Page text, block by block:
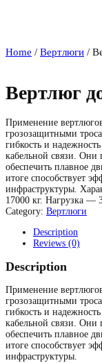
Home / Вертлюги /
Вертлюг
Применение
грозозащитными
гибкость и
кабельной связи. Они
обеспечить плавное
итоге способствует
инфраструктуры.
17000 кг. Нагрузка —
Category: Вертлюги
Description
Reviews (0)
Description
Применение
грозозащитными
гибкость и
кабельной связи. Они
обеспечить плавное
итоге способствует
инфраструктуры.